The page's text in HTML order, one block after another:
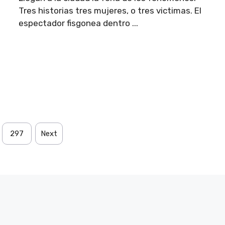
Tres historias tres mujeres, o tres victimas. El
espectador fisgonea dentro ...
297 Next